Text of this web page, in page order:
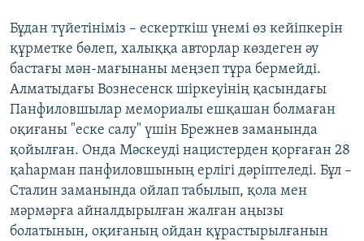
Бұдан түйетініміз – ескерткіш үнемі өз кейіпкерін
құрметке бөлеп, халыққа авторлар көздеген әу
бастағы мән-мағынаны меңзеп тұра бермейді.
Алматыдағы Вознесенск шіркеуінің қасындағы
Панфиловшылар мемориалы ешқашан болмаған
оқиғаны "еске салу" үшін Брежнев заманында
қойылған. Онда Мәскеуді нацистерден қорғаған 28
қаһарман панфиловшының ерлігі дәріптеледі. Бұл –
Сталин заманында ойлап табылып, қола мен
мәрмәрға айналдырылған жалған аңызы
болатынын, оқиғаның ойдан құрастырылғанын